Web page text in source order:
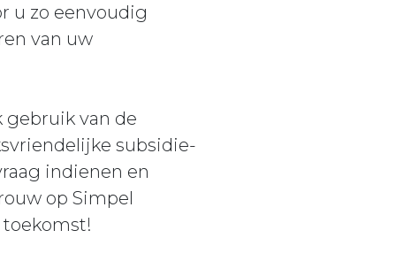
u zo eenvoudig
van uw
van de
subsidie-
indienen en
op Simpel
toekomst!